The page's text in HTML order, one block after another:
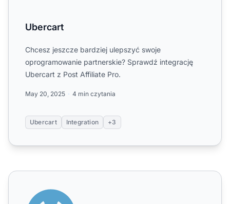
Ubercart
Chcesz jeszcze bardziej ulepszyć swoje
oprogramowanie partnerskie? Sprawdź integrację
Ubercart z Post Affiliate Pro.
May 20, 2025 4 min czytania
Ubercart Integration +3
UltraCart